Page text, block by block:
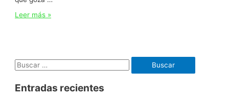
Barranquilla
los
Museos
la
Leer más »
Buscar:
Entradas recientes